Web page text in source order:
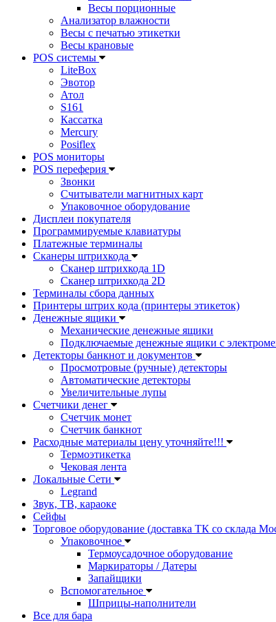
Весы порционные
Анализатор влажности
Весы с печатью этикетки
Весы крановые
POS системы
LiteBox
Эвотор
Атол
S161
Кассатка
Mercury
Posiflex
POS мониторы
POS переферия
Звонки
Считыватели магнитных карт
Упаковочное оборудование
Дисплеи покупателя
Программируемые клавиатуры
Платежные терминалы
Сканеры штрихкода
Сканер штрихкода 1D
Сканер штрихкода 2D
Терминалы сбора данных
Принтеры штрих кода (принтеры этикеток)
Денежные ящики
Механические денежные ящики
Подключаемые денежные ящики с
Детекторы банкнот и документов
Просмотровые (ручные) детекторы
Автоматические детекторы
Увеличительные лупы
Счетчики денег
Счетчик монет
Счетчик банкнот
Расходные материалы цену уточняйте!!!
Термоэтикетка
Чековая лента
Локальные Сети
Legrand
Звук, ТВ, караоке
Сейфы
Торговое оборудование (доставка ТК со склада
Упаковочное
Термоусадочное оборудование
Маркираторы / Датеры
Запайщики
Вспомогательное
Шприцы-наполнители
Все для бара